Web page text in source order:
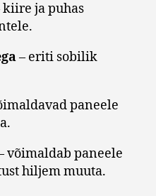
kiire ja puhas
– eriti sobilik
paneele
võimaldab paneele
hiljem muuta.